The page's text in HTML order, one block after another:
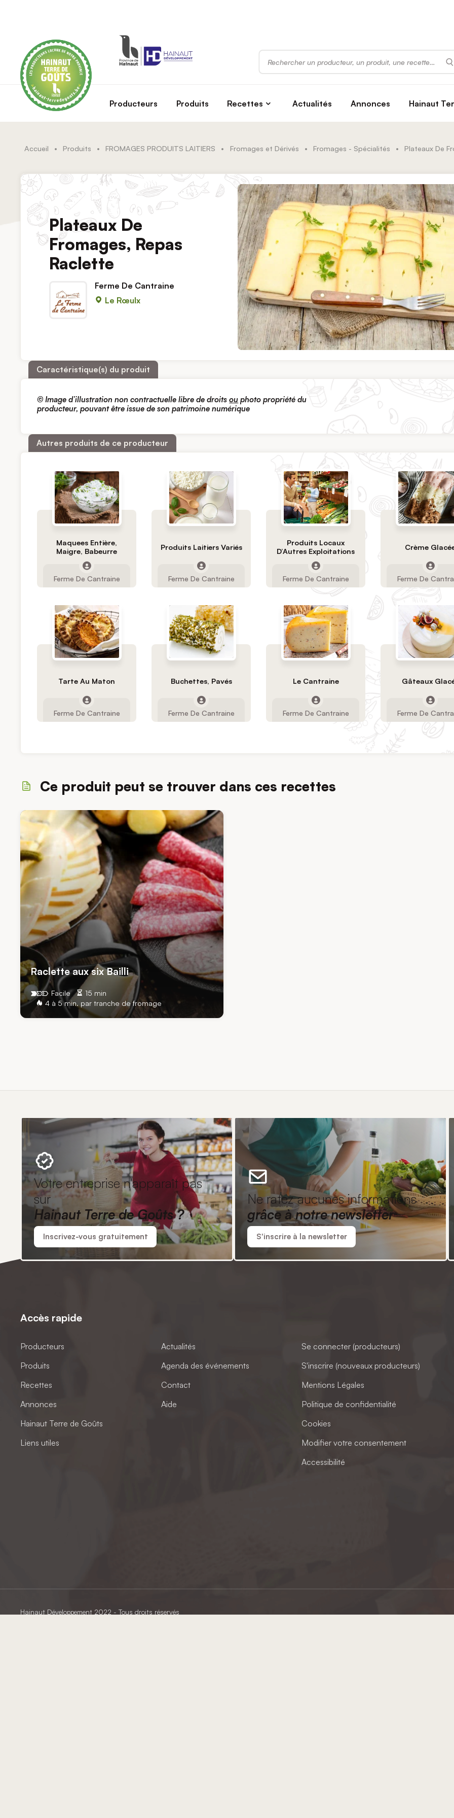
Rechercher
Producteurs Produits Recettes Actualités Annonces Hainaut
Accueil • Produits • FROMAGES PRODUITS LAITIERS • Fromages et Dérivés • Fromages - Spécialités •
Plateaux De
Fromages, Repas
Raclette
Ferme De Cantraine
Le Rœulx
Caractéristique(s) du produit
© Image d’illustration non contractuelle libre de droits ou photo propriété du
producteur, pouvant être issue de son patrimoine numérique
Autres produits de ce producteur
Maquees Entière,
Maigre, Babeurre
Ferme De Cantraine
Produits Laitiers Variés
Ferme De Cantraine
Produits Locaux
D’Autres Exploitations
Ferme De Cantraine
Crème
Ferme De
Tarte Au Maton
Ferme De Cantraine
Buchettes, Pavés
Ferme De Cantraine
Le Cantraine
Ferme De Cantraine
Gâteaux
Ferme De
Ce produit peut se trouver dans ces recettes
Raclette aux six Bailli
15 min
4 à 5 min. par tranche de fromage
Facile
Votre entreprise n'apparaît pas
sur
Hainaut Terre de Goûts ?
Inscrivez-vous gratuitement
Ne ratez aucunes informations
grâce à notre newsletter
S'inscrire à la newsletter
Accès rapide
Producteurs
Produits
Recettes
Annonces
Hainaut Terre de Goûts
Liens utiles
Actualités
Agenda des événements
Contact
Aide
Se connecter (producteurs)
S'inscrire (nouveaux producteurs)
Mentions Légales
Politique de confidentialité
Cookies
Modifier votre consentement
Accessibilité
Hainaut Développement 2022 - Tous droits réservés